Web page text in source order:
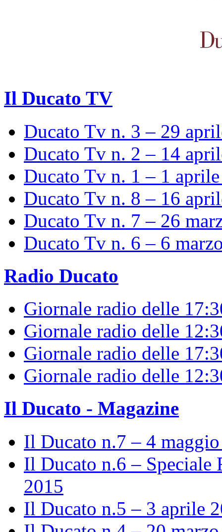
Il Ducato TV
Ducato Tv n. 3 – 29
Ducato Tv n. 2 – 14
Ducato Tv n. 1 – 1
Ducato Tv n. 8 – 16
Ducato Tv n. 7 – 26
Ducato Tv n. 6 – 6
Radio Ducato
Giornale radio delle
Giornale radio delle
Giornale radio delle
Giornale radio delle
Il Ducato - Magazine
Il Ducato n.7 – 4
Il Ducato n.6 – Speciale
2015
Il Ducato n.5 – 3 aprile